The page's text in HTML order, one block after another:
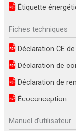
Étiquette
Fiches techniques
Déclaration CE
Déclaration de
Déclaration de
Écoconception
Manuel d'utilisateur